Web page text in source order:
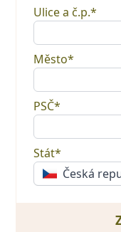
Ulice a č.p.*
Město*
PSČ*
Stát*
Česká